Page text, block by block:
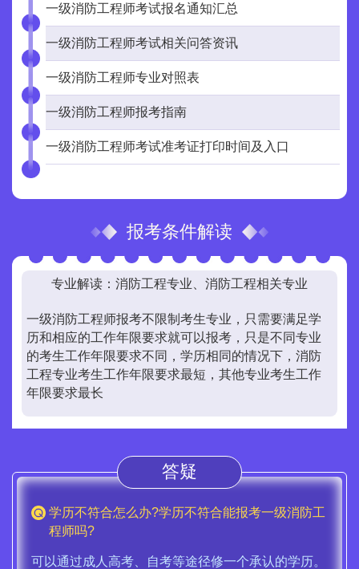
一级消防工程师考试报名通知汇总
一级消防工程师考试相关问答资讯
一级消防工程师专业对照表
一级消防工程师报考指南
一级消防工程师考试准考证打印时间及入口
报考条件解读
专业解读：消防工程专业、消防工程相关专业
一级消防工程师报考不限制考生专业，只需要满足学
历和相应的工作年限要求就可以报考，只是不同专业
的考生工作年限要求不同，学历相同的情况下，消防
工程专业考生工作年限要求最短，其他专业考生工作
年限要求最长
答疑
学历不符合怎么办?学历不符合能报考一级消防工
程师吗?
可以通过成人高考、自考等途径修一个承认的学历。